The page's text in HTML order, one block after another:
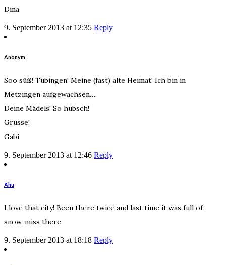
Dina
9. September 2013 at 12:35 Reply
Anonym
Soo süß! Tübingen! Meine (fast) alte Heimat! Ich bin in
Metzingen aufgewachsen….
Deine Mädels! So hübsch!
Grüsse!
Gabi
9. September 2013 at 12:46 Reply
Ahu
I love that city! Been there twice and last time it was full of
snow, miss there
9. September 2013 at 18:18 Reply